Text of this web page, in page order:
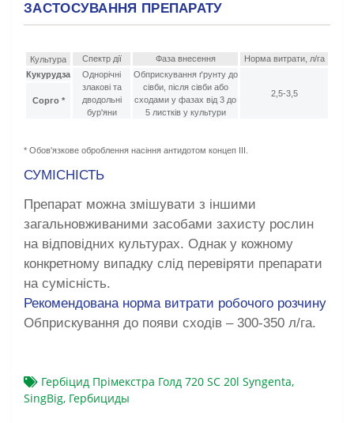
ЗАСТОСУВАННЯ ПРЕПАРАТУ
Культура Спектр дії Фаза внесення
Норма витрати, л/га
Кукурудза
Однорічні
злакові та
дводольні
бур'яни
Обприскування ґрунту до
сівби, після сівби або
сходами у фазах від 3 до
5 листків у культури
2,5-3,5
Сорго *
* Обов'язкове оброблення насіння антидотом концеп III.
СУМІСНІСТЬ
Препарат можна змішувати з іншими
загальновживаними засобами захисту рослин
на відповідних культурах. Однак у кожному
конкретному випадку слід перевіряти препарати
на сумісність.
Рекомендована норма витрати робочого розчину
Обприскування до появи сходів – 300-350 л/га.
Гербіцид Прімекстра Голд 720 SC 20l Syngenta,
SingBig, Гербициды